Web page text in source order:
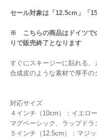
セール対象は「12.5cm」「
※ こちらの商品はドイツで
りで販売終了となります
すぐにスキージーに貼れる、
合成皮のような素材で厚手の
対応サイズ
４インチ（10cm）：イエロ
マグベーシック、ラップド
５インチ（12.5cm）：マジ